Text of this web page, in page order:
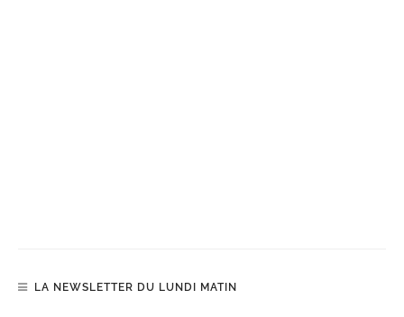
LA NEWSLETTER DU LUNDI MATIN